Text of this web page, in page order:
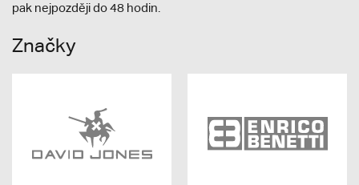
pak nejpozději do 48 hodin.
Značky